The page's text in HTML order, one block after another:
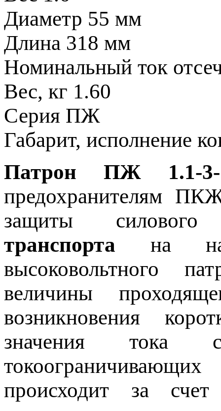
Диаметр 55 мм
Длина 318 мм
Номинальный ток
Вес, кг 1.60
Серия ПЖ
Габарит, исполнение
Патрон ПЖ 1.1-3-
предохранителям
защиты
транспорта на
высоковольтного
величины
возникновения
значения тока
происходит за